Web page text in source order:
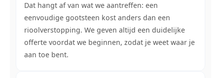
Dat hangt af van wat we aantreffen: een
eenvoudige gootsteen kost anders dan een
rioolverstopping. We geven altijd een duidelijke
offerte voordat we beginnen, zodat je weet waar je
aan toe bent.